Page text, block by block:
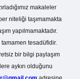
makaleler
niteliği taşımamakta
yapılmamaktadır.
tesadüfidir.
bir bilgi paylaşım
aykırı olduğunu